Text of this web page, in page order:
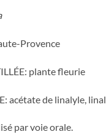
Provence
plante fleurie
acétate de linalyle,
par voie orale.